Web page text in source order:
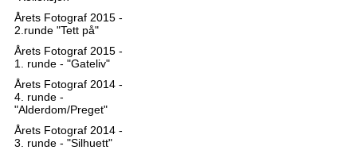
Årets Fotograf 2015 -
2.runde "Tett på"
Årets Fotograf 2015 -
1. runde - "Gateliv"
Årets Fotograf 2014 -
4. runde -
"Alderdom/Preget"
Årets Fotograf 2014 -
3. runde - "Silhuett"